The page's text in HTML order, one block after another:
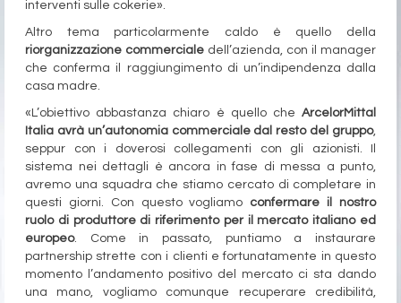
interventi sulle cokerie».
Altro tema particolarmente caldo è quello della
riorganizzazione commerciale dell’azienda, con il manager
che conferma il raggiungimento di un’indipendenza dalla
casa madre.
«L’obiettivo abbastanza chiaro è quello che ArcelorMittal
Italia avrà un’autonomia commerciale dal resto del gruppo,
seppur con i doverosi collegamenti con gli azionisti. Il
sistema nei dettagli è ancora in fase di messa a punto,
avremo una squadra che stiamo cercato di completare in
questi giorni. Con questo vogliamo confermare il nostro
ruolo di produttore di riferimento per il mercato italiano ed
europeo. Come in passato, puntiamo a instaurare
partnership strette con i clienti e fortunatamente in questo
momento l’andamento positivo del mercato ci sta dando
una mano, vogliamo comunque recuperare credibilità,